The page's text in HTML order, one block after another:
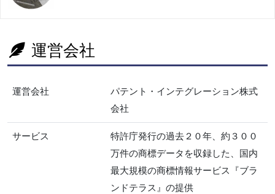
運営会社
運営会社
パテント・インテグレーション株式
会社
サービス
特許庁発行の過去２０年、約３００
万件の商標データを収録した、国内
最大規模の商標情報サービス『ブラ
ンドテラス』の提供